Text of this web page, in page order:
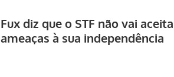
Fux diz que o STF não vai
ameaças à sua independência